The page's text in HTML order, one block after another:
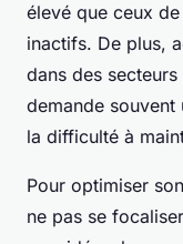
élevé que ceux
inactifs. De plus,
dans des
demande souvent
la difficulté à
Pour optimiser
ne pas se